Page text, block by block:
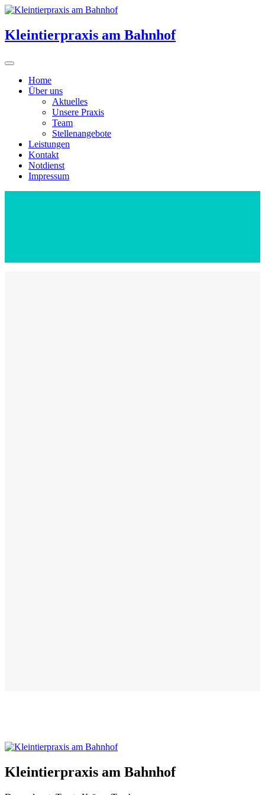
Kleintierpraxis am Bahnhof
Home
Über uns
Aktuelles
Unsere Praxis
Team
Stellenangebote
Leistungen
Kontakt
Notdienst
Impressum
Kleintierpraxis am Bahnhof